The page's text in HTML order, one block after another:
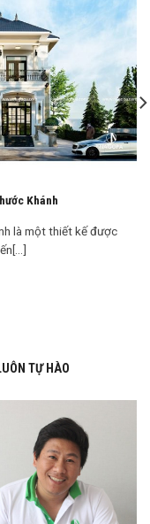
Khánh
là một thiết kế được
TỰ HÀO